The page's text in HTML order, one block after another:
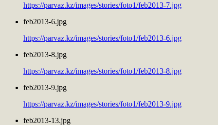
https://parvaz.kz/images/stories/foto1/feb2013-7.jpg
feb2013-6.jpg
https://parvaz.kz/images/stories/foto1/feb2013-6.jpg
feb2013-8.jpg
https://parvaz.kz/images/stories/foto1/feb2013-8.jpg
feb2013-9.jpg
https://parvaz.kz/images/stories/foto1/feb2013-9.jpg
feb2013-13.jpg